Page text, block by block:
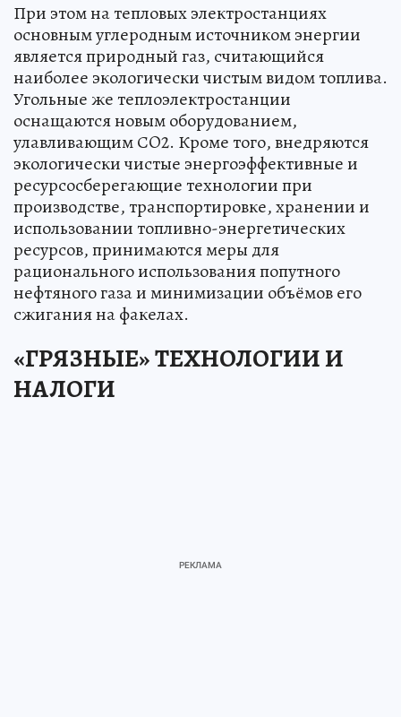
При этом на тепловых электростанциях
основным углеродным источником энергии
является природный газ, считающийся
наиболее экологически чистым видом топлива.
Угольные же теплоэлектростанции
оснащаются новым оборудованием,
улавливающим СO2. Кроме того, внедряются
экологически чистые энергоэффективные и
ресурсосберегающие технологии при
производстве, транспортировке, хранении и
использовании топливно-энергетических
ресурсов, принимаются меры для
рационального использования попутного
нефтяного газа и минимизации объёмов его
сжигания на факелах.
«ГРЯЗНЫЕ» ТЕХНОЛОГИИ И
НАЛОГИ